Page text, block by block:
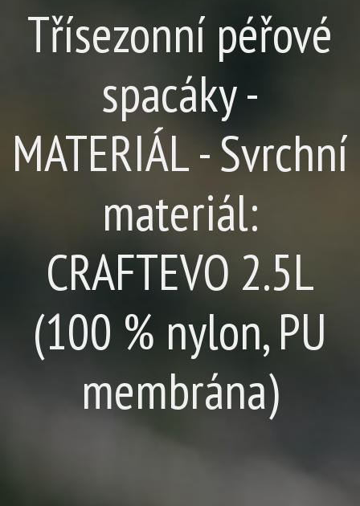
Třísezonní péřové
spacáky -
MATERIÁL - Svrchní
materiál:
CRAFTEVO 2.5L
(100 % nylon, PU
membrána)